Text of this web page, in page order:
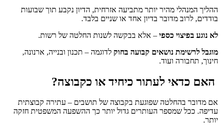
ההליך המנהלי מהיר יותר מתביעה אזרחית, הדיון נקבע תוך שבועות
בודדים, לרוב מדובר בדיון אחד או שניים בלבד.
לא נוגע בפיצוי כספי – אלא בבקשה לשנות החלטה של רשות.
מוגבל לרשימת נושאים קבועה בחוק לדוגמה – תכנון ובנייה, ארנונה,
חינוך, תחבורה ועוד.
האם כדאי לעתור כיחיד או כקבוצה?
אם מדובר בהחלטה שפוגעת בקבוצה של תושבים – עתירה קבוצתית
עדיפה. ככל שמספר העותרים גדול יותר כך ההשפעה המשפטית חזקה
יותר.